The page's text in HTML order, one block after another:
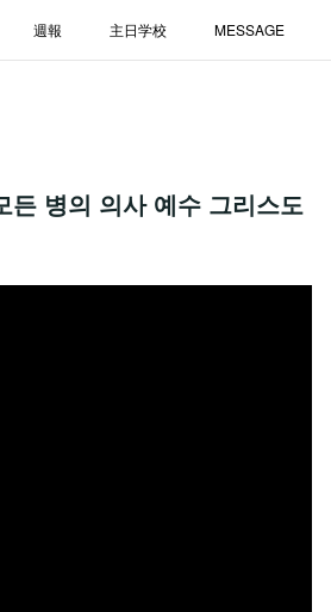
週報 主日学校 MESSAGE
병의 의사 예수 그리스도